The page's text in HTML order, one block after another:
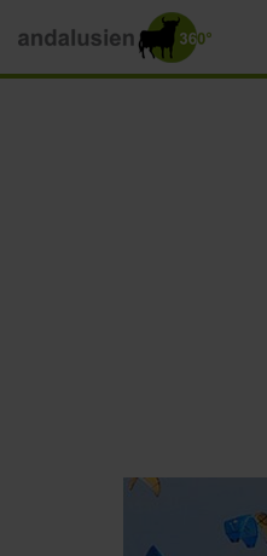
HAUPTMENÜ